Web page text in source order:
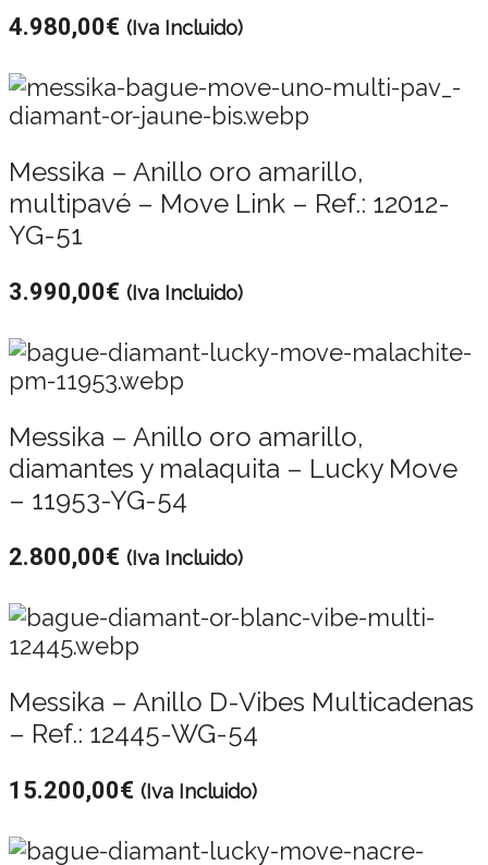
4.980,00€ (Iva Incluido)
Messika – Anillo oro amarillo,
multipavé – Move Link – Ref.: 12012-
YG-51
3.990,00€ (Iva Incluido)
Messika – Anillo oro amarillo,
diamantes y malaquita – Lucky Move
– 11953-YG-54
2.800,00€ (Iva Incluido)
Messika – Anillo D-Vibes Multicadenas
– Ref.: 12445-WG-54
15.200,00€ (Iva Incluido)